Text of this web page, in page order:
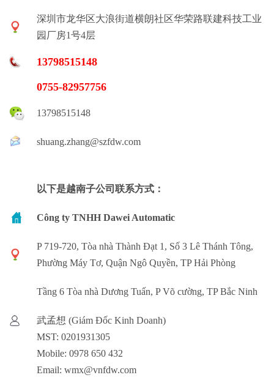
深圳市龙华区大浪街道横朗社区华荣路联建科技工业
园厂房1号4层
13798515148
0755-82957756
13798515148
shuang.zhang@szfdw.com
以下是越南子公司联系方式：
Công ty TNHH Dawei Automatic
P 719-720, Tòa nhà Thành Đạt 1, Số 3 Lê Thánh Tông,
Phường Máy Tơ, Quận Ngô Quyền, TP Hải Phòng
Tầng 6 Tòa nhà Dương Tuấn, P Võ cường, TP Bắc Ninh
武孟想 (Giám Đốc Kinh Doanh)
MST: 0201931305
Mobile: 0978 650 432
Email: wmx@vnfdw.com